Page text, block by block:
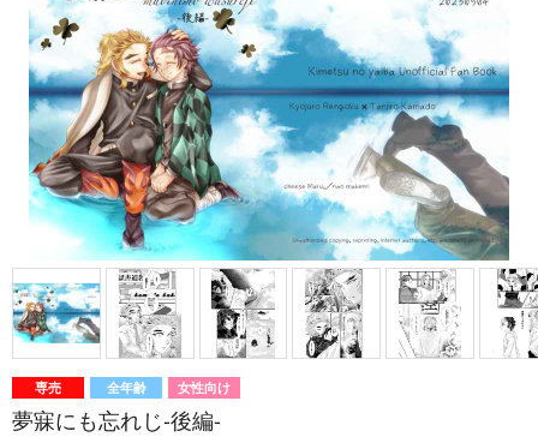
専売 全年齢 女性向け
夢寐にも忘れじ-後編-